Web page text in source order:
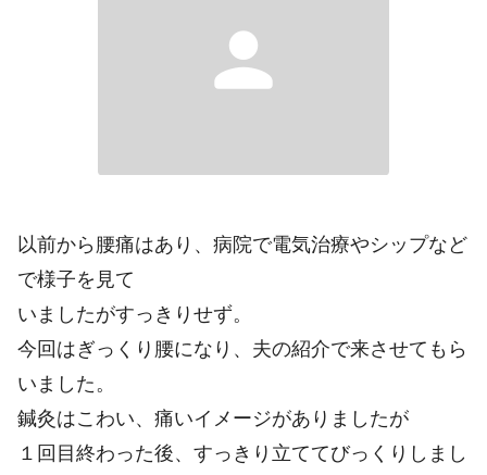
person
以前から腰痛はあり、病院で電気治療やシップなど
で様子を見て
いましたがすっきりせず。
今回はぎっくり腰になり、夫の紹介で来させてもら
いました。
鍼灸はこわい、痛いイメージがありましたが
１回目終わった後、すっきり立ててびっくりしまし